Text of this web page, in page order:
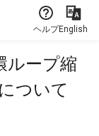
ヘルプEnglish
ループ縮
ついて